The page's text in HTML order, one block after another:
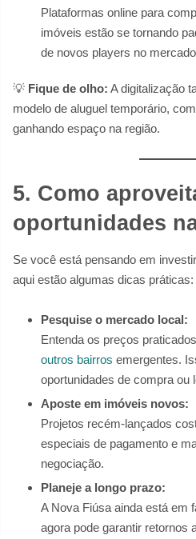
Plataformas online para
imóveis estão se tornando
de novos players no
💡 Fique de olho: A digitalização
modelo de aluguel temporário,
ganhando espaço na região.
5. Como
oportunidades
Se você está pensando em
aqui estão algumas dicas práticas:
Pesquise o mercado local:
Entenda os preços
outros bairros emergentes.
oportunidades de compra ou
Aposte em imóveis novos:
Projetos recém-lançados
especiais de pagamento e
negociação.
Planeje a longo prazo:
A Nova Fiúsa ainda está em
agora pode garantir retornos